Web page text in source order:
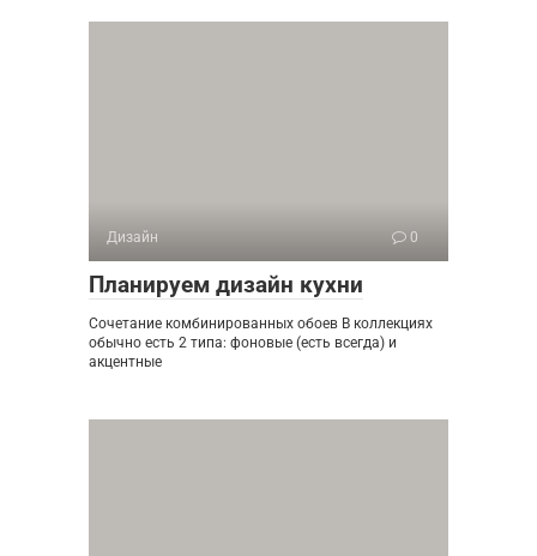
Дизайн 0
Планируем дизайн кухни
Сочетание комбинированных обоев В коллекциях
обычно есть 2 типа: фоновые (есть всегда) и
акцентные